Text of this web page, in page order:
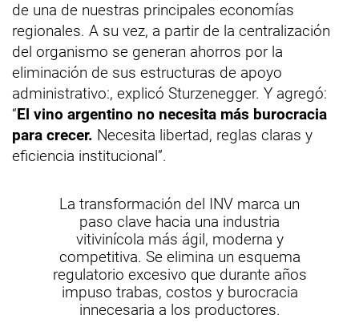
de una de nuestras principales economías
regionales. A su vez, a partir de la centralización
del organismo se generan ahorros por la
eliminación de sus estructuras de apoyo
administrativo:, explicó Sturzenegger. Y agregó:
“El vino argentino no necesita más burocracia
para crecer. Necesita libertad, reglas claras y
eficiencia institucional”.
La transformación del INV marca un
paso clave hacia una industria
vitivinícola más ágil, moderna y
competitiva. Se elimina un esquema
regulatorio excesivo que durante años
impuso trabas, costos y burocracia
innecesaria a los productores.